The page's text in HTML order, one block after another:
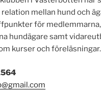
mellan hund och
för
hundägare samt
kurser och föreläsningar.